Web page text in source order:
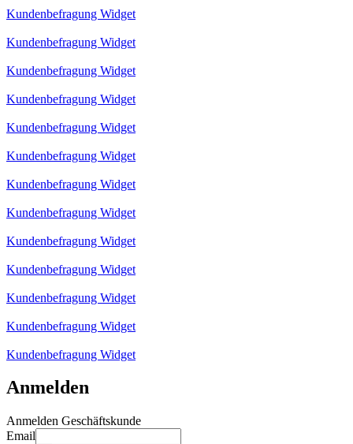
Kundenbefragung Widget
Kundenbefragung Widget
Kundenbefragung Widget
Kundenbefragung Widget
Kundenbefragung Widget
Kundenbefragung Widget
Kundenbefragung Widget
Kundenbefragung Widget
Kundenbefragung Widget
Kundenbefragung Widget
Kundenbefragung Widget
Kundenbefragung Widget
Kundenbefragung Widget
Anmelden
Anmelden Geschäftskunde
Email